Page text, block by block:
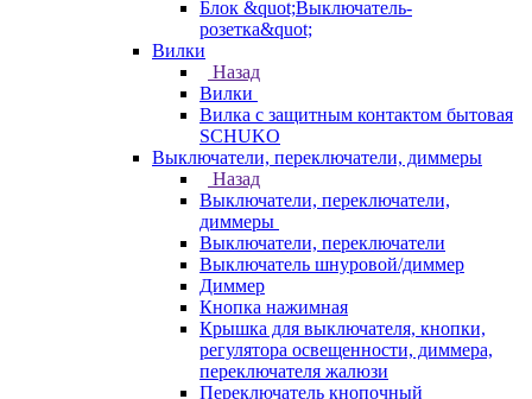
Блок &quot;Выключатель-
розетка&quot;
Вилки
Назад
Вилки
Вилка с защитным контактом бытовая
SCHUKO
Выключатели, переключатели, диммеры
Назад
Выключатели, переключатели,
диммеры
Выключатели, переключатели
Выключатель шнуровой/диммер
Диммер
Кнопка нажимная
Крышка для выключателя, кнопки,
регулятора освещенности, диммера,
переключателя жалюзи
Переключатель кнопочный